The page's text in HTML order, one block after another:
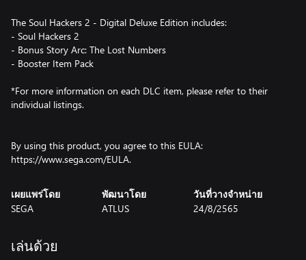
The Soul Hackers 2 - Digital Deluxe Edition includes:
- Soul Hackers 2
- Bonus Story Arc: The Lost Numbers
- Booster Item Pack
*For more information on each DLC item, please refer to their
individual listings.
By using this product, you agree to this EULA:
https://www.sega.com/EULA.
เผยแพร่โดย
SEGA
พัฒนาโดย
ATLUS
วันที่วางจำหน่าย
24/8/2565
เล่นด้วย